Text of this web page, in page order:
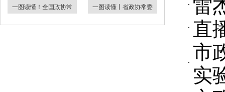
一图读懂！全国政协常 一图读懂丨省政协常委
直
市
实